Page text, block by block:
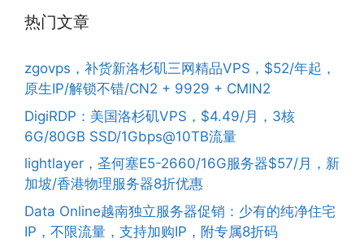
热门文章
zgovps，补货新洛杉矶三网精品VPS，$52/年起，
原生IP/解锁不错/CN2 + 9929 + CMIN2
DigiRDP：美国洛杉矶VPS，$4.49/月，3核
6G/80GB SSD/1Gbps@10TB流量
lightlayer，圣何塞E5-2660/16G服务器$57/月，新
加坡/香港物理服务器8折优惠
Data Online越南独立服务器促销：少有的纯净住宅
IP，不限流量，支持加购IP，附专属8折码